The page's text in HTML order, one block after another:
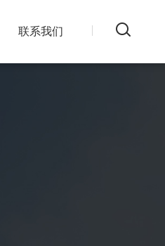
联系我们